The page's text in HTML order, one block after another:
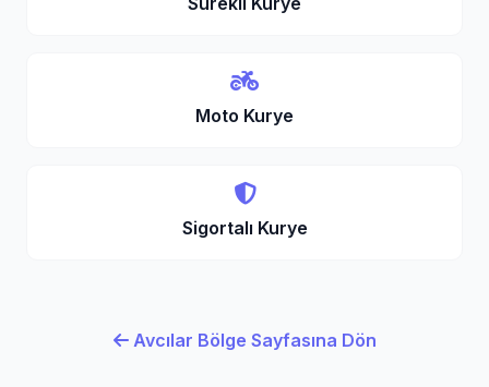
Moto Kurye
Sigortalı Kurye
Avcılar Bölge Sayfasına Dön